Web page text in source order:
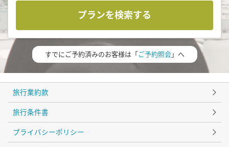
プランを検索する
すでにご予約済みのお客様は「ご予約照会」へ
旅行業約款
旅行条件書
プライバシーポリシー